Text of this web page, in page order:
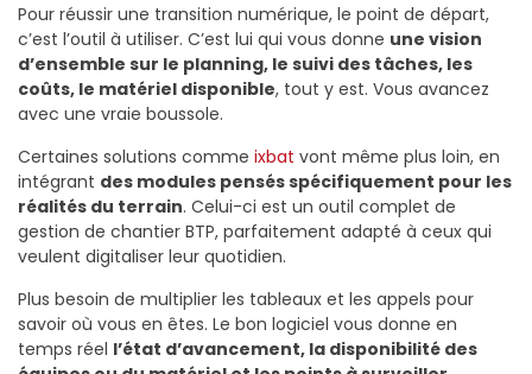
Pour réussir une transition numérique, le point de départ,
c’est l’outil à utiliser. C’est lui qui vous donne une vision
d’ensemble sur le planning, le suivi des tâches, les
coûts, le matériel disponible, tout y est. Vous avancez
avec une vraie boussole.
Certaines solutions comme ixbat vont même plus loin, en
intégrant des modules pensés spécifiquement pour les
réalités du terrain. Celui-ci est un outil complet de
gestion de chantier BTP, parfaitement adapté à ceux qui
veulent digitaliser leur quotidien.
Plus besoin de multiplier les tableaux et les appels pour
savoir où vous en êtes. Le bon logiciel vous donne en
temps réel l’état d’avancement, la disponibilité des